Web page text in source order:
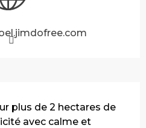
plus de 2 hectares de
avec calme et